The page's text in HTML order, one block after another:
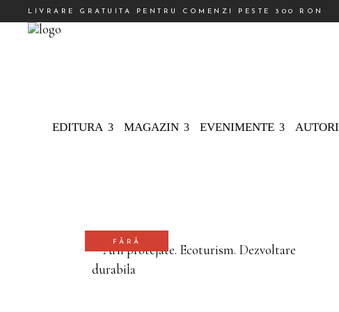
LIVRARE GRATUITA PENTRU COMENZI PESTE 300 RON
EDITURA MAGAZIN EVENIMENTE AUTORI
FĂRĂ
STOC